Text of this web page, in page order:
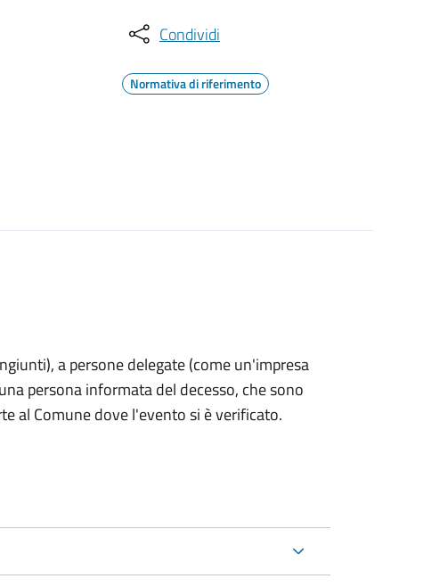
Condividi
Normativa di riferimento
a persone delegate (come un'impresa
persona informata del decesso, che sono
al Comune dove l'evento si è verificato.